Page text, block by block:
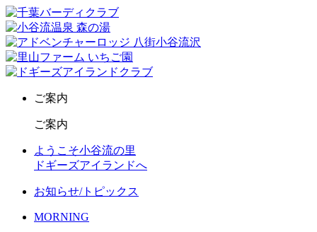
ご案内
ご案内
ようこそ小谷流の里
ドギーズアイランドへ
お知らせ/トピックス
MORNING